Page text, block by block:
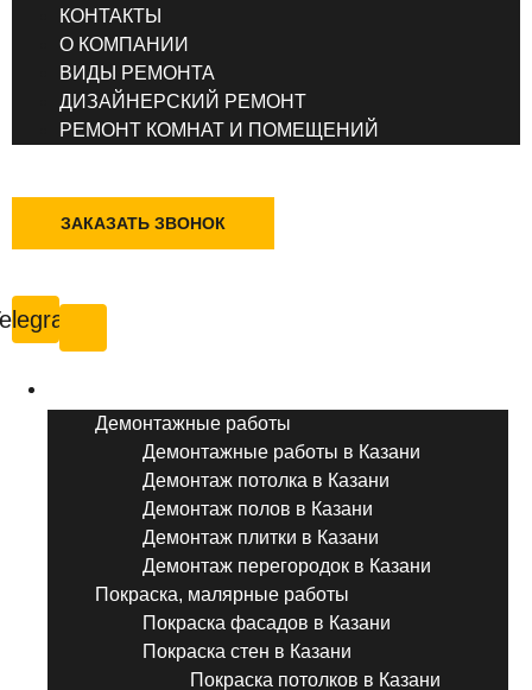
КОНТАКТЫ
О КОМПАНИИ
ВИДЫ РЕМОНТА
ДИЗАЙНЕРСКИЙ РЕМОНТ
РЕМОНТ КОМНАТ И ПОМЕЩЕНИЙ
ЗАКАЗАТЬ ЗВОНОК
Демонтажные работы
Демонтажные работы в Казани
Демонтаж потолка в Казани
Демонтаж полов в Казани
Демонтаж плитки в Казани
Демонтаж перегородок в Казани
Покраска, малярные работы
Покраска фасадов в Казани
Покраска стен в Казани
Покраска потолков в Казани